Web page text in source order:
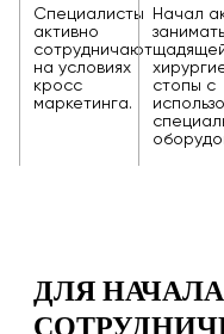
Специалисты
активно
сотрудничают
на условиях
кросс
маркетинга.
Начал
стопы с
ДЛЯ НАЧАЛА